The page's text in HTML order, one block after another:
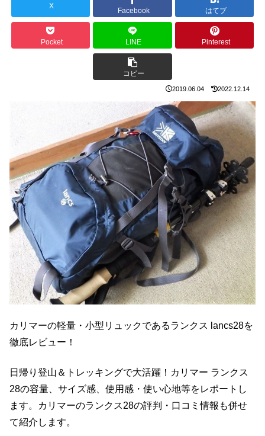
X
Facebook はてブ
Pocket LINE Pinterest
コピー
2019.06.04 2022.12.14
カリマーの軽量・小型リュックであるランクス lancs28を
徹底レビュー！
日帰り登山＆トレッキングで大活躍！カリマー ランクス
28の容量、サイズ感、使用感・使い心地等をレポートし
ます。カリマーのランクス28の評判・口コミ情報も併せ
て紹介します。